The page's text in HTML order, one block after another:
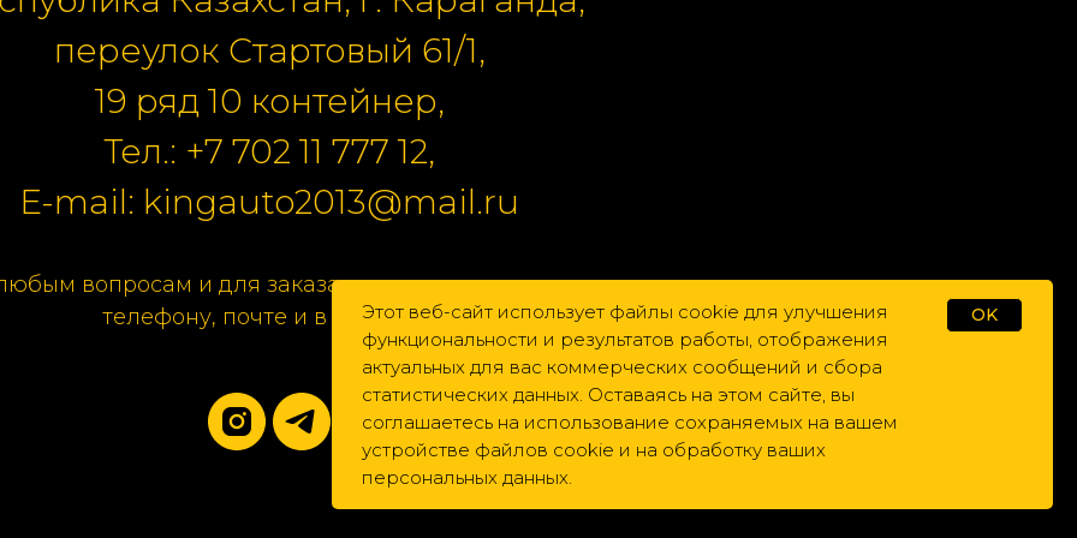
Этот веб-сайт использует файлы cookie для улучшения
функциональности и результатов работы, отображения
актуальных для вас коммерческих сообщений и сбора
статистических данных. Оставаясь на этом сайте, вы
соглашаетесь на использование сохраняемых на вашем
устройстве файлов cookie и на обработку ваших
персональных данных.
OK
переулок Стартовый 61/1,
19 ряд 10 контейнер,
Тел.: +7 702 11 777 12,
E-mail: kingauto2013@mail.ru
вопросам и для заказа свяжитесь с нами по
телефону, почте и в соцсетях.